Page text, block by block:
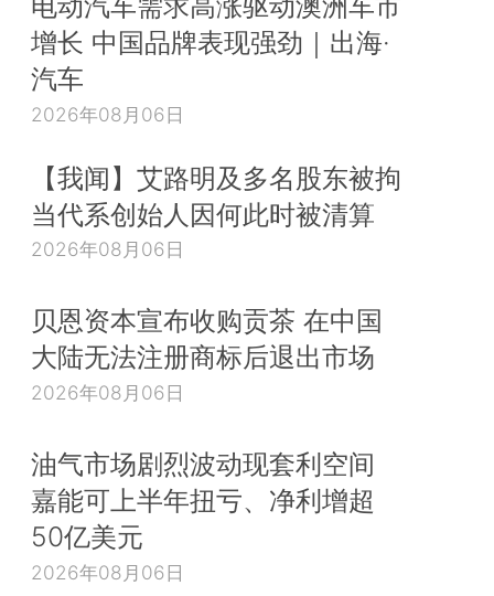
增长 中国品牌表现强劲｜出海·
汽车
2026年08月06日
【我闻】艾路明及多名股东被拘
当代系创始人因何此时被清算
2026年08月06日
贝恩资本宣布收购贡茶 在中国
大陆无法注册商标后退出市场
2026年08月06日
油气市场剧烈波动现套利空间
嘉能可上半年扭亏、净利增超
50亿美元
2026年08月06日